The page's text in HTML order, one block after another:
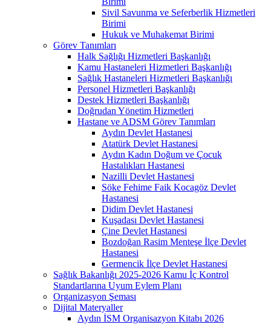
Sivil Savunma ve Seferberlik Hizmetleri
Birimi
Hukuk ve Muhakemat Birimi
Görev Tanımları
Halk Sağlığı Hizmetleri Başkanlığı
Kamu Hastaneleri Hizmetleri Başkanlığı
Sağlık Hastaneleri Hizmetleri Başkanlığı
Personel Hizmetleri Başkanlığı
Destek Hizmetleri Başkanlığı
Doğrudan Yönetim Hizmetleri
Hastane ve ADSM Görev Tanımları
Aydın Devlet Hastanesi
Atatürk Devlet Hastanesi
Aydın Kadın Doğum ve Çocuk
Hastalıkları Hastanesi
Nazilli Devlet Hastanesi
Söke Fehime Faik Kocagöz Devlet
Hastanesi
Didim Devlet Hastanesi
Kuşadası Devlet Hastanesi
Çine Devlet Hastanesi
Bozdoğan Rasim Menteşe İlçe Devlet
Hastanesi
Germencik İlçe Devlet Hastanesi
Sağlık Bakanlığı 2025-2026 Kamu İç Kontrol
Standartlarına Uyum Eylem Planı
Organizasyon Şeması
Dijital Materyaller
Aydın İSM Organisazyon Kitabı 2026